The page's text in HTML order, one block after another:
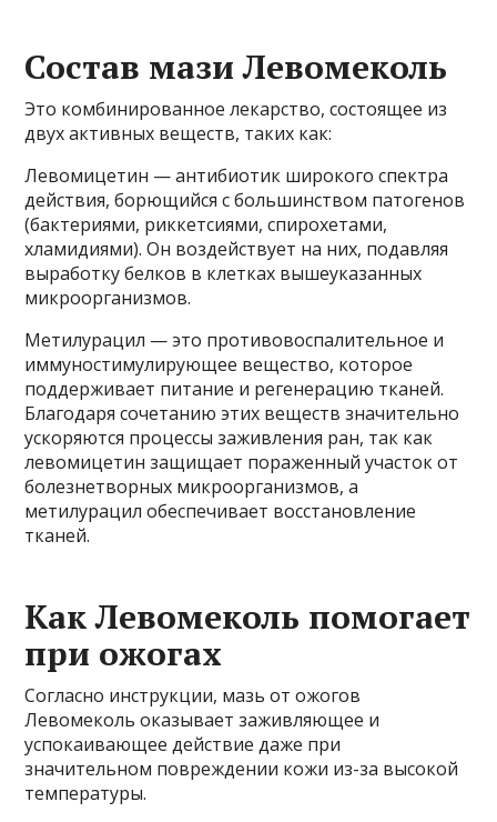
Состав мази Левомеколь
Это комбинированное лекарство, состоящее из
двух активных веществ, таких как:
Левомицетин — антибиотик широкого спектра
действия, борющийся с большинством патогенов
(бактериями, риккетсиями, спирохетами,
хламидиями). Он воздействует на них, подавляя
выработку белков в клетках вышеуказанных
микроорганизмов.
Метилурацил — это противовоспалительное и
иммуностимулирующее вещество, которое
поддерживает питание и регенерацию тканей.
Благодаря сочетанию этих веществ значительно
ускоряются процессы заживления ран, так как
левомицетин защищает пораженный участок от
болезнетворных микроорганизмов, а
метилурацил обеспечивает восстановление
тканей.
Как Левомеколь помогает
при ожогах
Согласно инструкции, мазь от ожогов
Левомеколь оказывает заживляющее и
успокаивающее действие даже при
значительном повреждении кожи из-за высокой
температуры.